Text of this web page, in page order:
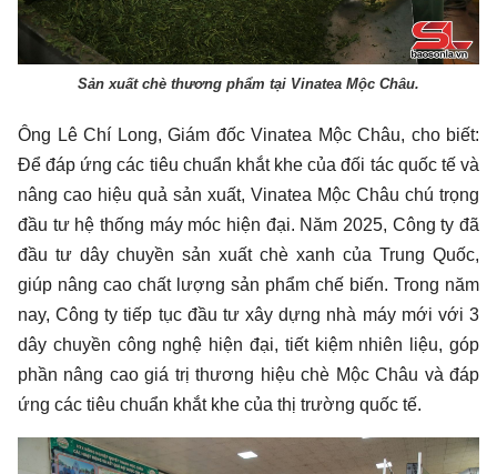
Sản xuất chè thương phẩm tại Vinatea Mộc Châu.
Ông Lê Chí Long, Giám đốc Vinatea Mộc Châu, cho biết:
Để đáp ứng các tiêu chuẩn khắt khe của đối tác quốc tế và
nâng cao hiệu quả sản xuất, Vinatea Mộc Châu chú trọng
đầu tư hệ thống máy móc hiện đại. Năm 2025, Công ty đã
đầu tư dây chuyền sản xuất chè xanh của Trung Quốc,
giúp nâng cao chất lượng sản phẩm chế biến. Trong năm
nay, Công ty tiếp tục đầu tư xây dựng nhà máy mới với 3
dây chuyền công nghệ hiện đại, tiết kiệm nhiên liệu, góp
phần nâng cao giá trị thương hiệu chè Mộc Châu và đáp
ứng các tiêu chuẩn khắt khe của thị trường quốc tế.